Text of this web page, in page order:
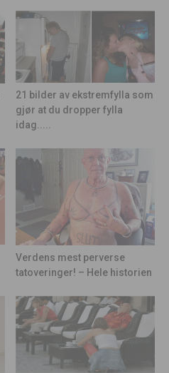
21 bilder av ekstremfylla som
gjør at du dropper fylla
idag.....
Verdens mest perverse
tatoveringer! – Hele historien